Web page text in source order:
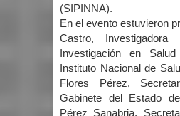
(SIPINNA).
En el evento estuvieron
Castro,
Investigación en
Instituto Nacional de
Flores Pérez,
Gabinete del Estado
Pérez Sanabria,